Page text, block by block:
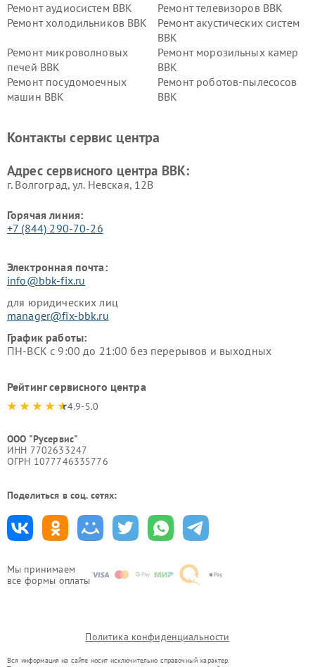
Мы принимаем
все формы оплаты
Ремонт аудиосистем BBK
Ремонт телевизоров BBK
Ремонт холодильников BBK
Ремонт акустических систем
BBK
Ремонт микроволновых
печей BBK
Ремонт морозильных камер
BBK
Ремонт посудомоечных
машин BBK
Ремонт роботов-пылесосов
BBK
Ремонт винных шкафов BBK
Контакты сервис центра
Адрес сервисного центра BBK:
г. Волгоград, ул. Невская, 12В
Горячая линия:
+7 (844) 290-70-26
Электронная почта:
info@bbk-fix.ru
для юридических лиц
manager@fix-bbk.ru
График работы:
ПН-ВСК с 9:00 до 21:00 без перерывов и выходных
Рейтинг сервисного центра
4.9-5.0
ООО "Русервис"
ИНН 7702633247
ОГРН 1077746335776
Поделиться в соц. сетях:
Политика конфиденциальности
Вся информация на сайте носит исключительно справочный характер.